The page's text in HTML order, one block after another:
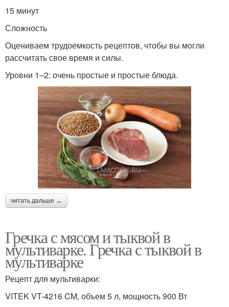
15 минут
Сложность
Оцениваем трудоемкость рецептов, чтобы вы могли
рассчитать свое время и силы.
Уровни 1–2: очень простые и простые блюда.
читать дальше →
Гречка с мясом и тыквой в
мультиварке. Гречка с тыквой в
мультиварке
Рецепт для мультиварки:
VITEK VT-4216 CM, объем 5 л, мощность 900 Вт